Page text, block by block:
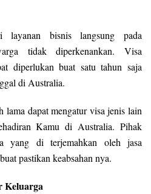
layanan bisnis langsung pada
tidak diperkenankan. Visa
diperlukan buat satu tahun saja
di Australia.
dapat mengatur visa jenis lain
Kamu di Australia. Pihak
yang di terjemahkan oleh jasa
pastikan keabsahan nya.
Keluarga